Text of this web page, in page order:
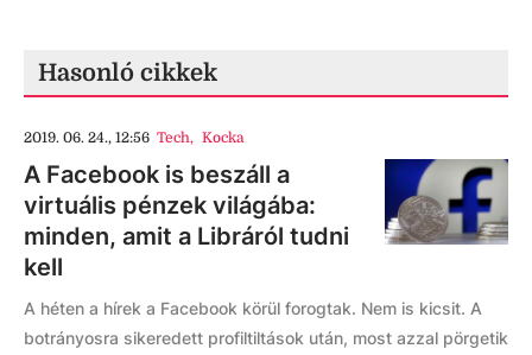
Hasonló cikkek
2019. 06. 24., 12:56 Tech, Kocka
A Facebook is beszáll a
virtuális pénzek világába:
minden, amit a Libráról tudni
kell
A héten a hírek a Facebook körül forogtak. Nem is kicsit. A
botrányosra sikeredett profiltiltások után, most azzal pörgetik